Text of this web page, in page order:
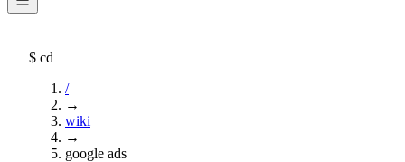
$ cd
/
→
wiki
→
google ads